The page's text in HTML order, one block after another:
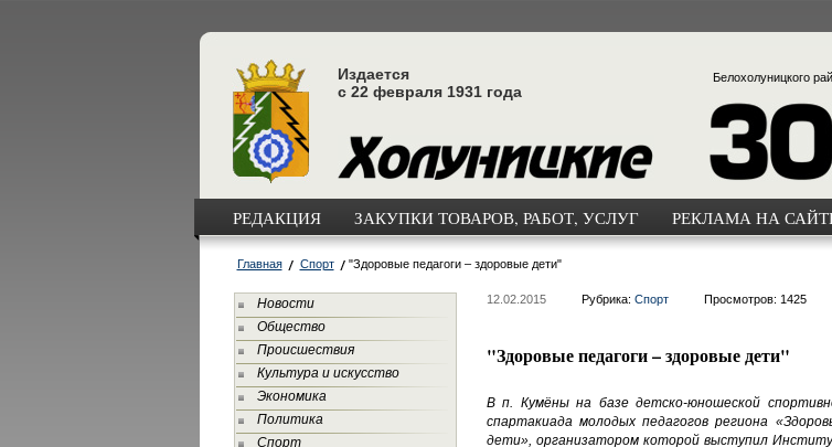
Издается
с 22 февраля 1931 года
Белохолуницкого
РЕДАКЦИЯ ЗАКУПКИ ТОВАРОВ, РАБОТ, УСЛУГ РЕКЛАМА НА
Главная Спорт "Здоровые педагоги – здоровые дети"
Новости
Общество
Происшествия
Культура и искусство
Экономика
Политика
Спорт
12.02.2015 Рубрика: Спорт Просмотров: 1425
"Здоровые педагоги – здоровые дети"
В п. Кумёны на базе детско-юношеской
спартакиада молодых педагогов региона
дети», организатором которой выступил